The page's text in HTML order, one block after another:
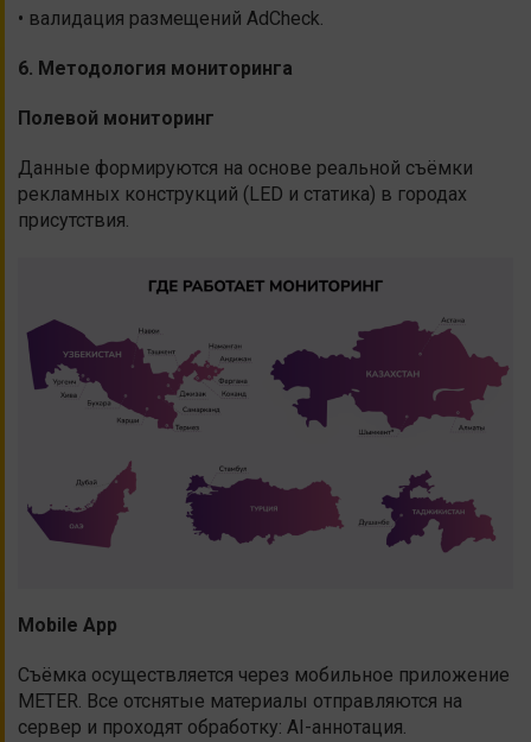
• валидация размещений AdCheck.
6. Методология мониторинга
Полевой мониторинг
Данные формируются на основе реальной съёмки
рекламных конструкций (LED и статика) в городах
присутствия.
Mobile App
Съёмка осуществляется через мобильное приложение
METER. Все отснятые материалы отправляются на
сервер и проходят обработку: AI-аннотация.